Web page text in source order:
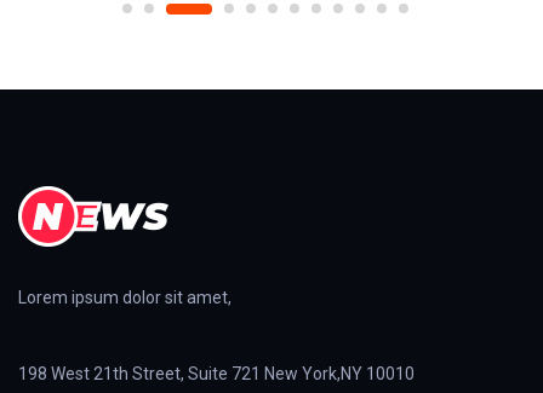
Lorem ipsum dolor sit amet,
198 West 21th Street, Suite 721 New York,NY 10010